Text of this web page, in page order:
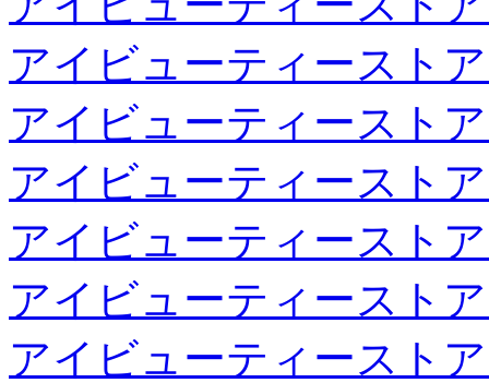
アイビューティースト
アイビューティースト
アイビューティースト
アイビューティースト
アイビューティースト
アイビューティースト